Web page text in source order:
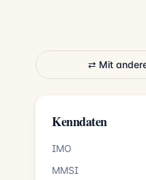
⇄ Mit
Kenndaten
IMO
MMSI